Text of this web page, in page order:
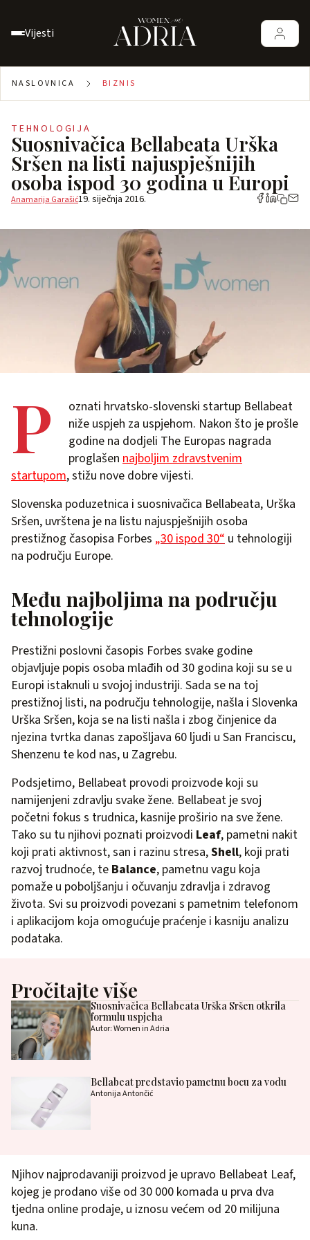
Vijesti
NASLOVNICA BIZNIS
TEHNOLOGIJA
Suosnivačica Bellabeata Urška
Sršen na listi najuspješnijih
osoba ispod 30 godina u Europi
Anamarija Garašić19. siječnja 2016.
P
oznati hrvatsko-slovenski startup Bellabeat
niže uspjeh za uspjehom. Nakon što je prošle
godine na dodjeli The Europas nagrada
proglašen najboljim zdravstvenim
startupom, stižu nove dobre vijesti.
Slovenska poduzetnica i suosnivačica Bellabeata, Urška
Sršen, uvrštena je na listu najuspješnijih osoba
prestižnog časopisa Forbes „30 ispod 30“ u tehnologiji
na području Europe.
Među najboljima na području
tehnologije
Prestižni poslovni časopis Forbes svake godine
objavljuje popis osoba mlađih od 30 godina koji su se u
Europi istaknuli u svojoj industriji. Sada se na toj
prestižnoj listi, na području tehnologije, našla i Slovenka
Urška Sršen, koja se na listi našla i zbog činjenice da
njezina tvrtka danas zapošljava 60 ljudi u San Franciscu,
Shenzenu te kod nas, u Zagrebu.
Podsjetimo, Bellabeat provodi proizvode koji su
namijenjeni zdravlju svake žene. Bellabeat je svoj
početni fokus s trudnica, kasnije proširio na sve žene.
Tako su tu njihovi poznati proizvodi Leaf, pametni nakit
koji prati aktivnost, san i razinu stresa,Shell, koji prati
razvoj trudnoće, te Balance, pametnu vagu koja
pomaže u poboljšanju i očuvanju zdravlja i zdravog
života. Svi su proizvodi povezani s pametnim telefonom
i aplikacijom koja omogućuje praćenje i kasniju analizu
podataka.
Pročitajte više
Suosnivačica Bellabeata Urška Sršen otkrila
formulu uspjeha
Autor: Women in Adria
Bellabeat predstavio pametnu bocu za vodu
Antonija Antončić
Njihov najprodavaniji proizvod je upravo Bellabeat Leaf,
kojeg je prodano više od 30 000 komada u prva dva
tjedna online prodaje, u iznosu većem od 20 milijuna
kuna.